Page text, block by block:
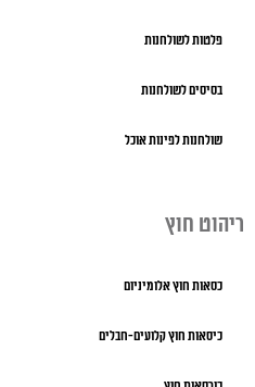
פלטות לשולחנות
בסיסים לשולחנות
שולחנות לפינות אוכל
ריהוט חוץ
כסאות חוץ אלומיניום
כיסאות חוץ קלועים-חבלים